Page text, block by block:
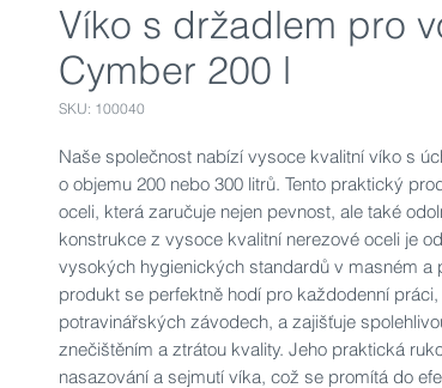
Víko s držadlem pro
Cymber 200 l
SKU: 100040
Naše společnost nabízí vysoce kvalitní víko s
o objemu 200 nebo 300 litrů. Tento praktický
oceli, která zaručuje nejen pevnost, ale také
konstrukce z vysoce kvalitní nerezové oceli je
vysokých hygienických standardů v masném a
produkt se perfektně hodí pro každodenní
potravinářských závodech, a zajišťuje
znečištěním a ztrátou kvality. Jeho praktická
nasazování a sejmutí víka, což se promítá do